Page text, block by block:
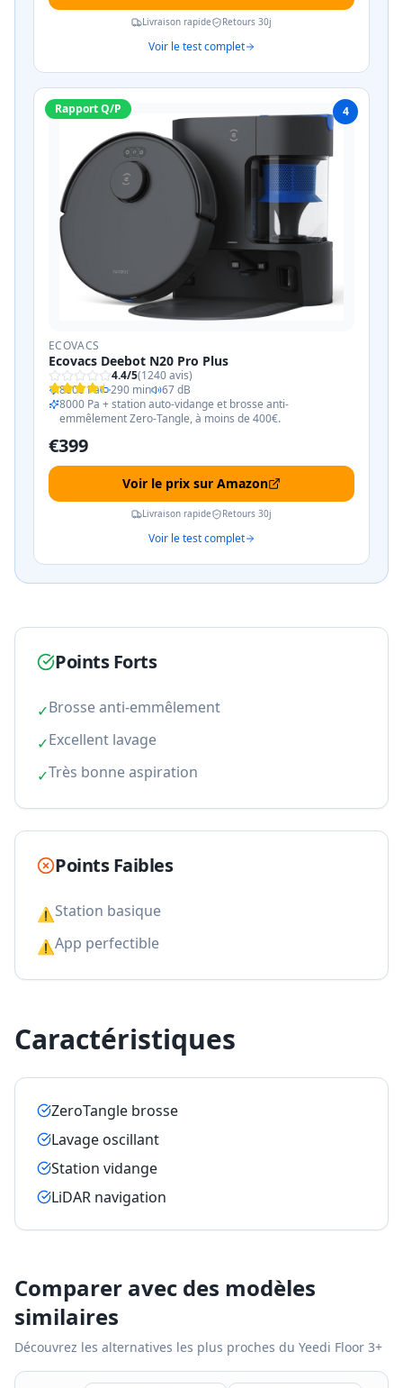
Livraison rapide Retours 30j
Voir le test complet
Rapport Q/P 4
ECOVACS
Ecovacs Deebot N20 Pro Plus
4.4/5(1240avis)
8000 Pa
290 min
67 dB
8000 Pa + station auto-vidange et brosse anti-
emmêlement Zero-Tangle, à moins de 400€.
€399
Voir le prix sur Amazon
Livraison rapide Retours 30j
Voir le test complet
Points Forts
✓Brosse anti-emmêlement
✓Excellent lavage
✓Très bonne aspiration
Points Faibles
⚠Station basique
⚠App perfectible
Caractéristiques
ZeroTangle brosse
Lavage oscillant
Station vidange
LiDAR navigation
Comparer avec des modèles
similaires
Découvrez les alternatives les plus proches du Yeedi Floor 3+